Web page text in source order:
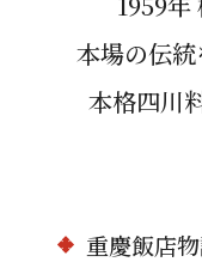
本場の伝
本格四川
重慶飯店